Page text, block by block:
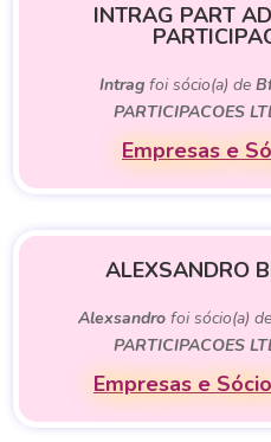
INTRAG PART
Intragfoi sócio(a) de
PARTICIPACOES
Empresas e
ALEXSANDRO
Alexsandrofoi sócio(a) de
PARTICIPACOES
Empresas e